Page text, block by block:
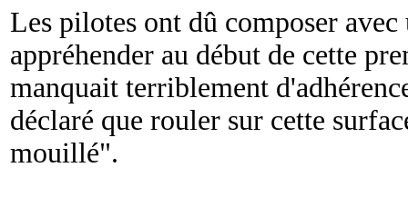
Les pilotes ont dû composer
appréhender au début de cette
manquait terriblement
déclaré que rouler sur cette
mouillé".